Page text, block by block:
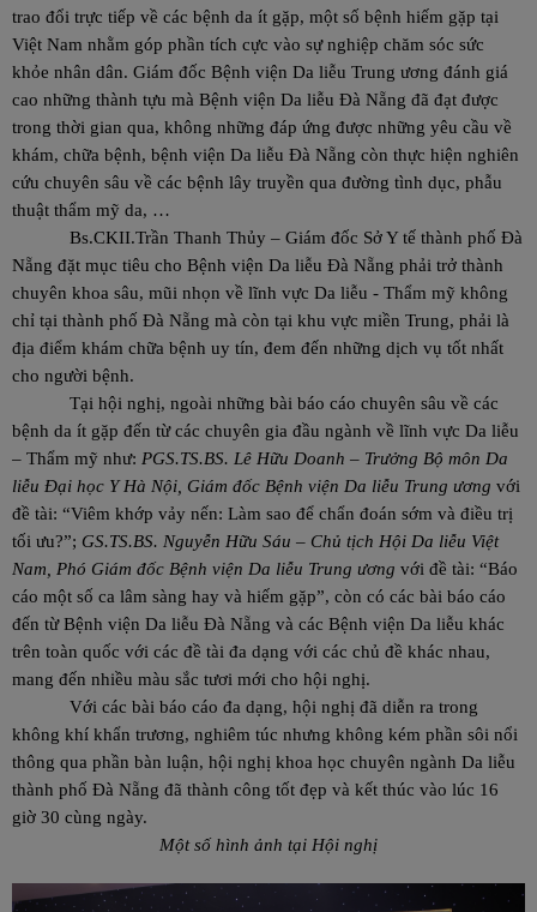
trao đổi trực tiếp về các bệnh da ít gặp, một số bệnh hiếm gặp tại
Việt Nam nhằm góp phần tích cực vào sự nghiệp chăm sóc sức
khỏe nhân dân. Giám đốc Bệnh viện Da liễu Trung ương đánh giá
cao những thành tựu mà Bệnh viện Da liễu Đà Nẵng đã đạt được
trong thời gian qua, không những đáp ứng được những yêu cầu về
khám, chữa bệnh, bệnh viện Da liễu Đà Nẵng còn thực hiện nghiên
cứu chuyên sâu về các bệnh lây truyền qua đường tình dục, phẫu
thuật thẩm mỹ da, …
Bs.CKII.Trần Thanh Thủy – Giám đốc Sở Y tế thành phố Đà
Nẵng đặt mục tiêu cho Bệnh viện Da liễu Đà Nẵng phải trở thành
chuyên khoa sâu, mũi nhọn về lĩnh vực Da liễu - Thẩm mỹ không
chỉ tại thành phố Đà Nẵng mà còn tại khu vực miền Trung, phải là
địa điểm khám chữa bệnh uy tín, đem đến những dịch vụ tốt nhất
cho người bệnh.
Tại hội nghị, ngoài những bài báo cáo chuyên sâu về các
bệnh da ít gặp đến từ các chuyên gia đầu ngành về lĩnh vực Da liễu
– Thẩm mỹ như: PGS.TS.BS. Lê Hữu Doanh – Trưởng Bộ môn Da
liễu Đại học Y Hà Nội, Giám đốc Bệnh viện Da liễu Trung ương với
đề tài: “Viêm khớp vảy nến: Làm sao để chẩn đoán sớm và điều trị
tối ưu?”; GS.TS.BS. Nguyễn Hữu Sáu – Chủ tịch Hội Da liễu Việt
Nam, Phó Giám đốc Bệnh viện Da liễu Trung ương với đề tài: “Báo
cáo một số ca lâm sàng hay và hiếm gặp”, còn có các bài báo cáo
đến từ Bệnh viện Da liễu Đà Nẵng và các Bệnh viện Da liễu khác
trên toàn quốc với các đề tài đa dạng với các chủ đề khác nhau,
mang đến nhiều màu sắc tươi mới cho hội nghị.
Với các bài báo cáo đa dạng, hội nghị đã diễn ra trong
không khí khẩn trương, nghiêm túc nhưng không kém phần sôi nổi
thông qua phần bàn luận, hội nghị khoa học chuyên ngành Da liễu
thành phố Đà Nẵng đã thành công tốt đẹp và kết thúc vào lúc 16
giờ 30 cùng ngày.
Một số hình ảnh tại Hội nghị